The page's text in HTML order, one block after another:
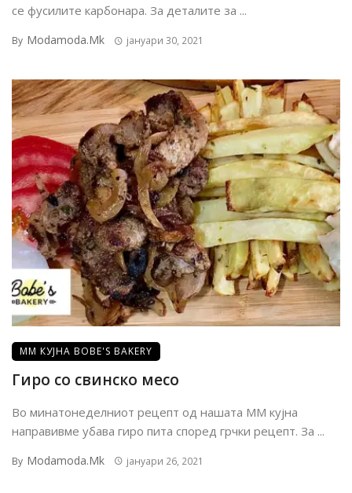
се фусилите карбонара. За деталите за ...
By Modamoda.mk јануари 30, 2021
ММ КУЈНА BOBE'S BAKERY
Гиро со свинско месо
Во минатонеделниот рецепт од нашата MM кујна
направивме убава гиро пита според грчки рецепт. За ...
By Modamoda.mk јануари 26, 2021